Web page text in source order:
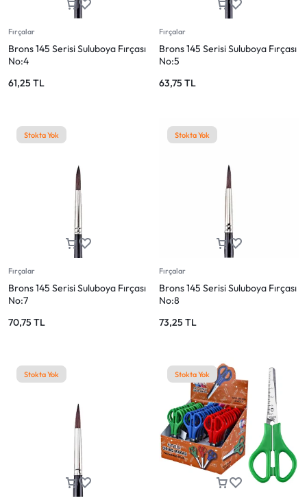
Fırçalar
Brons 145 Serisi Suluboya Fırçası
No:4
61,25 TL
Fırçalar
Brons 145 Serisi Suluboya Fırçası
No:5
63,75 TL
Stokta Yok
Fırçalar
Brons 145 Serisi Suluboya Fırçası
No:7
70,75 TL
Stokta Yok
Fırçalar
Brons 145 Serisi Suluboya Fırçası
No:8
73,25 TL
Stokta Yok Stokta Yok